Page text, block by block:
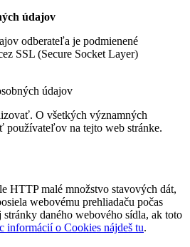
údajov
odberateľa je podmienené
SSL (Secure Socket Layer)
údajov
O všetkých významných
používateľov na tejto web stránke.
HTTP malé množstvo stavových dát,
webovému prehliadaču počas
daného webového sídla, ak toto
informácií o Cookies nájdeš tu.